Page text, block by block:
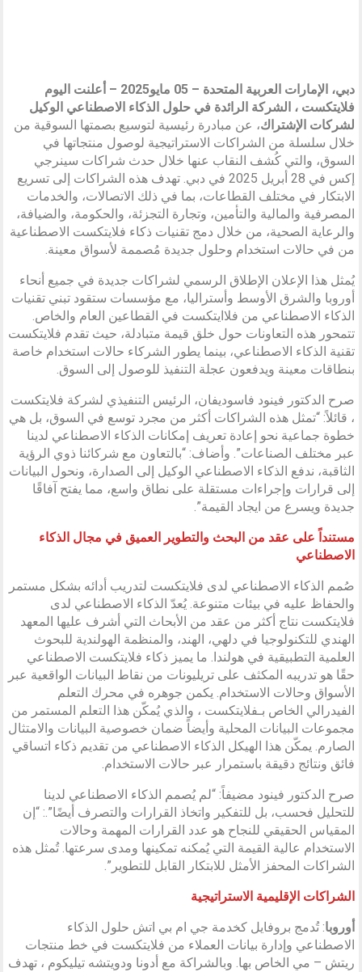
دبي، الإمارات العربية المتحدة – 05 مايو
2025 – أعلنت اليوم
فلايتكست ، الشركة الرائدة في حلول الذكاء الاصطناعي الوكيل
لشركات الإشتراك، عن مبادرة رئيسية لتوسيع بصمتها السوقية من
خلال سلسلة من الشراكات الاستراتيجية لوصول منتجاتها في
السوق، والتي كُشف النقاب عنها خلال حدث شراكات سينرجي
إكس في 28 أبريل 2025 في دبي. تهدف هذه الشراكات إلى تسريع
الابتكار في مختلف القطاعات، بما في ذلك الاتصالات، والخدمات
المصرفية والمالية والتأمين، وتجارة التجزئة، والحكومة، والضيافة،
والرعاية الصحية، من خلال دمج تقنيات ذكاء فلايتكست الاصطناعية
من في حالات استخدام وحلول جديدة مُصممة لأسواق معينة.
يُمثل هذا الإعلان الإطلاق الرسمي لشراكات جديدة في جميع أنحاء
أوروبا والشرق الأوسط وأستراليا، مع مؤسسات ستقود تبني تقنيات
الذكاء الاصطناعي من فلاايتكست في القطاعين العام والخاص.
تتمحور هذه التعاونات حول خلق قيمة متبادلة، حيث تقدم فلايتكست
تقنية الذكاء الاصطناعي، بينما يطور الشركاء حالات استخدام خاصة
بنطاقات معينة ويدفعون عجلة التنفيذ للوصول إلى السوق.
صرح الدكتور فينود فاسوديفان، الرئيس التنفيذي لشركة فلايتكست
، قائلاً: “تمثل هذه الشراكات أكثر من مجرد توسع في السوق، بل هي
خطوة جماعية نحو إعادة تعريف إمكانات الذكاء الاصطناعي لدينا
عبر مختلف الصناعات”. وأضاف: “بالتعاون مع شركائنا ذوي الرؤية
الثاقبة، ندفع الذكاء الاصطناعي الوكيل إلى الصدارة، ونحول البيانات
إلى قرارات وإجراءات مستقلة على نطاق واسع، مما يفتح آفاقًا
جديدة ويسرع من ايجاد القيمة”.
مستنداً على عقد من البحث والتطوير العميق في مجال الذكاء
الاصطناعي
صُمم الذكاء الاصطناعي لدى فلايتكست لتدريب أدائه بشكل مستمر
والحفاظ عليه في بيئات متنوعة. يُعدّ الذكاء الاصطناعي لدى
فلايتكست نتاج أكثر من عقد من الأبحاث التي أشرف عليها المعهد
الهندي للتكنولوجيا في دلهي، الهند، والمنظمة الهولندية للبحوث
العلمية التطبيقية في هولندا. ما يميز ذكاء فلايتكست الاصطناعي
حقًا هو تدريبه المكثف على تريليونات من نقاط البيانات الواقعية عبر
الأسواق وحالات الاستخدام. يكمن جوهره في محرك التعلم
الفيدرالي الخاص بـفلايتكست ، والذي يُمكّن هذا التعلم المستمر من
مجموعات البيانات المحلية وأيضاً ضمان خصوصية البيانات والامتثال
الصارم. يمكّن هذا الهيكل الذكاء الاصطناعي من تقديم ذكاء اتساقي
فائق ونتائج دقيقة باستمرار عبر حالات الاستخدام.
صرح الدكتور فينود مضيفاً: “لم يُصمم الذكاء الاصطناعي لدينا
للتحليل فحسب، بل للتفكير واتخاذ القرارات والتصرف أيضًا”.: “إن
المقياس الحقيقي للنجاح هو عدد القرارات المهمة وحالات
الاستخدام عالية القيمة التي يُمكنه تمكينها ومدى سرعتها. تُمثل هذه
الشراكات المحفز الأمثل للابتكار القابل للتطوير”.
الشراكات الإقليمية الاستراتيجية
أوروبا: تُدمج بروفايل كخدمة جي ام بي اتش حلول الذكاء
الاصطناعي وإدارة بيانات العملاء من فلايتكست في خط منتجات
ريتش – مي الخاص بها. وبالشراكة مع أدونا ودويتشه تيليكوم ، تهدف